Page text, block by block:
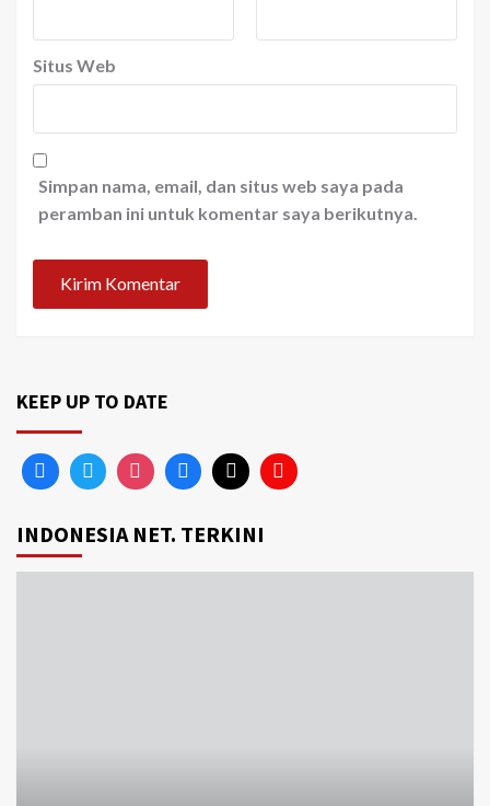
Situs Web
Simpan nama, email, dan situs web saya pada
peramban ini untuk komentar saya berikutnya.
KEEP UP TO DATE
INDONESIA NET. TERKINI